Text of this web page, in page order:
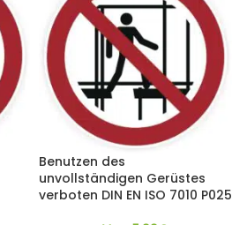
Benutzen des
unvollständigen Gerüstes
verboten DIN EN ISO 7010 P025